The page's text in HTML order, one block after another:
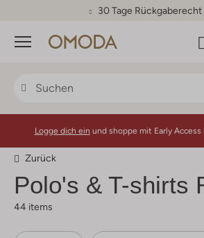
30 Tage Rückgaberecht
Menü
Logge dich ein und shoppe mit Early Access
Zurück
Polo's & T-shirts
44 items